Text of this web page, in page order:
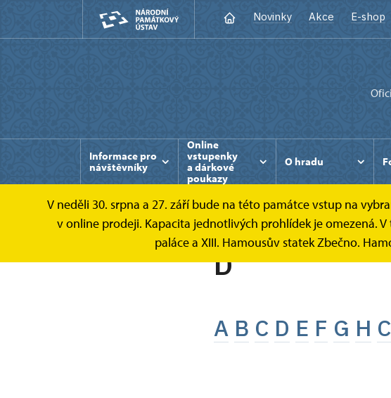
Novinky Akce E-shop
Informace pro
návštěvníky
Online
vstupenky
a dárkové
poukazy
O hradu
V neděli 30. srpna a 27. září bude na této památce vstup na
v online prodeji. Kapacita jednotlivých prohlídek je omezená.
paláce a XIII. Hamousův statek Zbečno.
D
A B C D E F G H